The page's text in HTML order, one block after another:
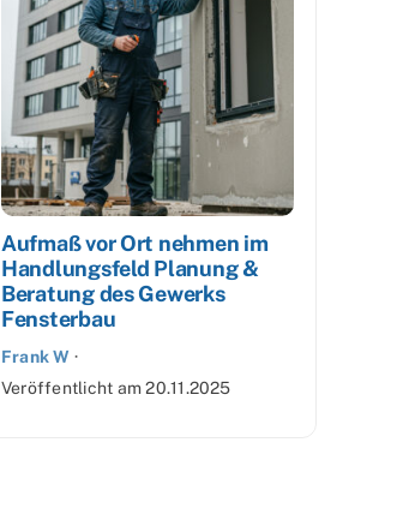
Aufmaß vor Ort nehmen im
Handlungsfeld Planung &
Beratung des Gewerks
Fensterbau
Frank W ·
Veröffentlicht am20.11.2025